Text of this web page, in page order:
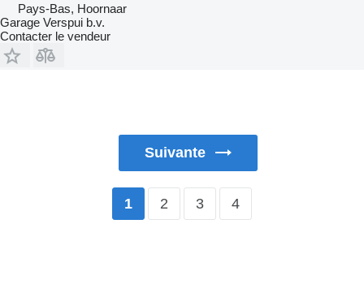
Pays-Bas, Hoornaar
Garage Verspui b.v.
Contacter le vendeur
Suivante
1 2 3 4